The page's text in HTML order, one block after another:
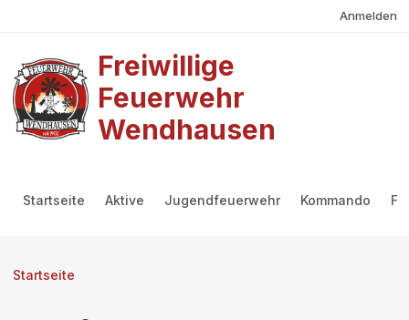
Anmelden
Freiwillige
Feuerwehr
Wendhausen
Startseite Aktive Jugendfeuerwehr Kommando
Pfadnavigation
Startseite